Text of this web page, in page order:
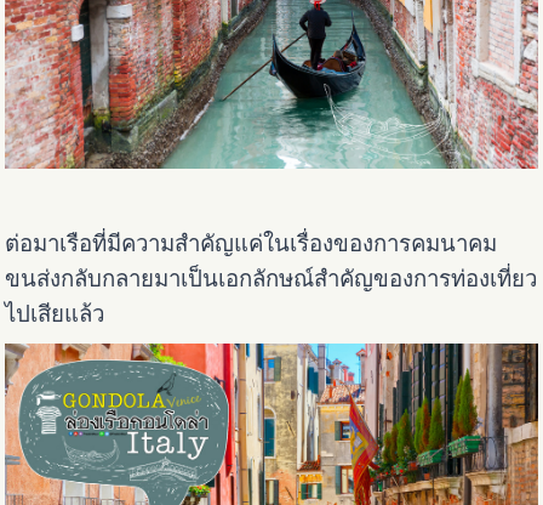
ต่อมาเรือที่มีความสำคัญแค่ในเรื่องของการคมนาคม
ขนส่งกลับกลายมาเป็นเอกลักษณ์สำคัญของการท่องเที่ยว
ไปเสียแล้ว